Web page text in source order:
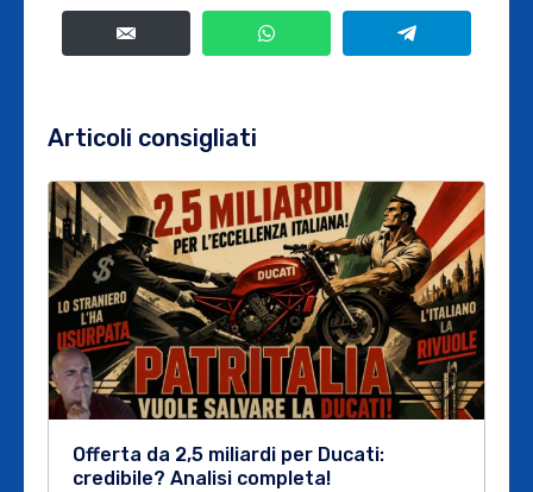
Articoli consigliati
Offerta da 2,5 miliardi per Ducati:
credibile? Analisi completa!